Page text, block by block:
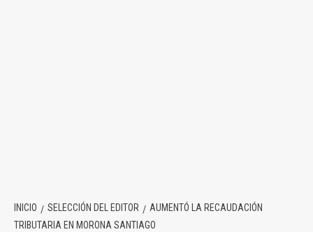
INICIO SELECCIÓN DEL EDITOR
AUMENTÓ LA RECAUDACIÓN
TRIBUTARIA EN MORONA SANTIAGO